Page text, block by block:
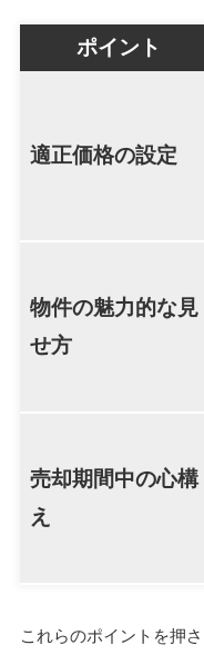
ポイント
適正価格の設定
物件の魅力的な見
せ方
売却期間中の心構
え
これらのポイントを押